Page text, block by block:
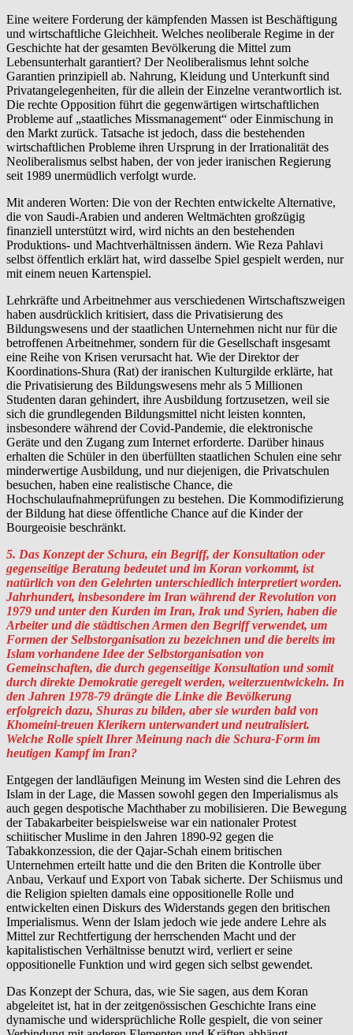
Eine weitere Forderung der kämpfenden Massen ist Beschäftigung
und wirtschaftliche Gleichheit. Welches neoliberale Regime in der
Geschichte hat der gesamten Bevölkerung die Mittel zum
Lebensunterhalt garantiert? Der Neoliberalismus lehnt solche
Garantien prinzipiell ab. Nahrung, Kleidung und Unterkunft sind
Privatangelegenheiten, für die allein der Einzelne verantwortlich ist.
Die rechte Opposition führt die gegenwärtigen wirtschaftlichen
Probleme auf „staatliches Missmanagement“ oder Einmischung in
den Markt zurück. Tatsache ist jedoch, dass die bestehenden
wirtschaftlichen Probleme ihren Ursprung in der Irrationalität des
Neoliberalismus selbst haben, der von jeder iranischen Regierung
seit 1989 unermüdlich verfolgt wurde.
Mit anderen Worten: Die von der Rechten entwickelte Alternative,
die von Saudi-Arabien und anderen Weltmächten großzügig
finanziell unterstützt wird, wird nichts an den bestehenden
Produktions- und Machtverhältnissen ändern. Wie Reza Pahlavi
selbst öffentlich erklärt hat, wird dasselbe Spiel gespielt werden, nur
mit einem neuen Kartenspiel.
Lehrkräfte und Arbeitnehmer aus verschiedenen Wirtschaftszweigen
haben ausdrücklich kritisiert, dass die Privatisierung des
Bildungswesens und der staatlichen Unternehmen nicht nur für die
betroffenen Arbeitnehmer, sondern für die Gesellschaft insgesamt
eine Reihe von Krisen verursacht hat. Wie der Direktor der
Koordinations-Shura (Rat) der iranischen Kulturgilde erklärte, hat
die Privatisierung des Bildungswesens mehr als 5 Millionen
Studenten daran gehindert, ihre Ausbildung fortzusetzen, weil sie
sich die grundlegenden Bildungsmittel nicht leisten konnten,
insbesondere während der Covid-Pandemie, die elektronische
Geräte und den Zugang zum Internet erforderte. Darüber hinaus
erhalten die Schüler in den überfüllten staatlichen Schulen eine sehr
minderwertige Ausbildung, und nur diejenigen, die Privatschulen
besuchen, haben eine realistische Chance, die
Hochschulaufnahmeprüfungen zu bestehen. Die Kommodifizierung
der Bildung hat diese öffentliche Chance auf die Kinder der
Bourgeoisie beschränkt.
5. Das Konzept der Schura, ein Begriff, der Konsultation oder
gegenseitige Beratung bedeutet und im Koran vorkommt, ist
natürlich von den Gelehrten unterschiedlich interpretiert worden.
Jahrhundert, insbesondere im Iran während der Revolution von
1979 und unter den Kurden im Iran, Irak und Syrien, haben die
Arbeiter und die städtischen Armen den Begriff verwendet, um
Formen der Selbstorganisation zu bezeichnen und die bereits im
Islam vorhandene Idee der Selbstorganisation von
Gemeinschaften, die durch gegenseitige Konsultation und somit
durch direkte Demokratie geregelt werden, weiterzuentwickeln. In
den Jahren 1978-79 drängte die Linke die Bevölkerung
erfolgreich dazu, Shuras zu bilden, aber sie wurden bald von
Khomeini-treuen Klerikern unterwandert und neutralisiert.
Welche Rolle spielt Ihrer Meinung nach die Schura-Form im
heutigen Kampf im Iran?
Entgegen der landläufigen Meinung im Westen sind die Lehren des
Islam in der Lage, die Massen sowohl gegen den Imperialismus als
auch gegen despotische Machthaber zu mobilisieren. Die Bewegung
der Tabakarbeiter beispielsweise war ein nationaler Protest
schiitischer Muslime in den Jahren 1890-92 gegen die
Tabakkonzession, die der Qajar-Schah einem britischen
Unternehmen erteilt hatte und die den Briten die Kontrolle über
Anbau, Verkauf und Export von Tabak sicherte. Der Schiismus und
die Religion spielten damals eine oppositionelle Rolle und
entwickelten einen Diskurs des Widerstands gegen den britischen
Imperialismus. Wenn der Islam jedoch wie jede andere Lehre als
Mittel zur Rechtfertigung der herrschenden Macht und der
kapitalistischen Verhältnisse benutzt wird, verliert er seine
oppositionelle Funktion und wird gegen sich selbst gewendet.
Das Konzept der Schura, das, wie Sie sagen, aus dem Koran
abgeleitet ist, hat in der zeitgenössischen Geschichte Irans eine
dynamische und widersprüchliche Rolle gespielt, die von seiner